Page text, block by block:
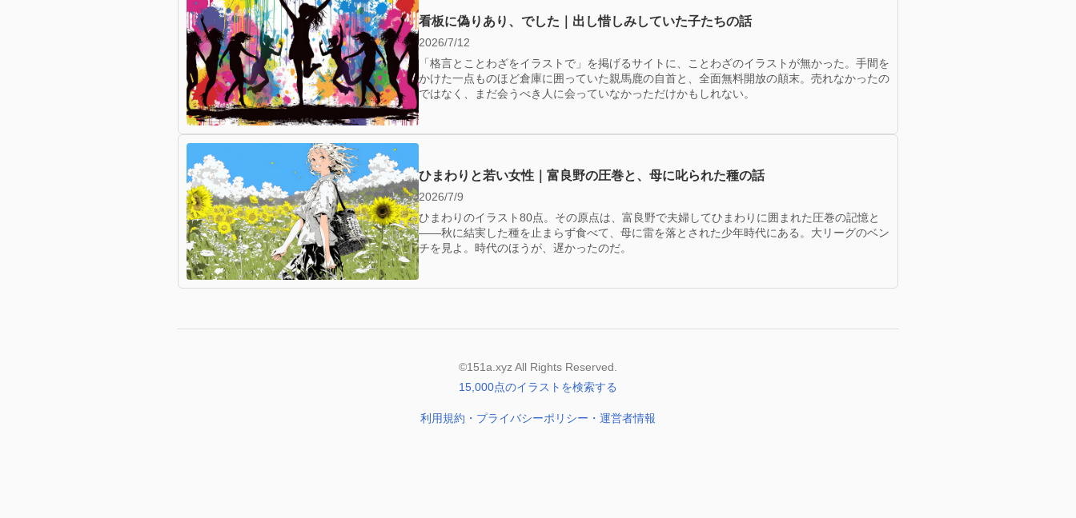
看板に偽りあり、でした｜出し惜しみしていた子たちの話
2026/7/12
「格言とことわざをイラストで」を掲げるサイトに、ことわざのイラストが無かった。手間を
かけた一点ものほど倉庫に囲っていた親馬鹿の自首と、全面無料開放の顛末。売れなかったの
ではなく、まだ会うべき人に会っていなかっただけかもしれない。
ひまわりと若い女性｜富良野の圧巻と、母に叱られた種の話
2026/7/9
ひまわりのイラスト80点。その原点は、富良野で夫婦してひまわりに囲まれた圧巻の記憶と
——秋に結実した種を止まらず食べて、母に雷を落とされた少年時代にある。大リーグのベン
チを見よ。時代のほうが、遅かったのだ。
©151a.xyz All Rights Reserved.
15,000点のイラストを検索する
利用規約・プライバシーポリシー・運営者情報